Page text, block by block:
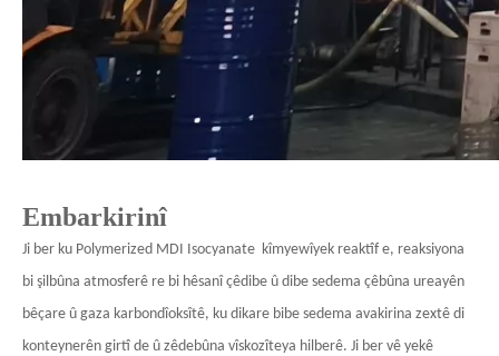
Embarkirinî
Ji ber ku Polymerized MDI Isocyanate kîmyewîyek reaktîf e, reaksiyona
bi şilbûna atmosferê re bi hêsanî çêdibe û dibe sedema çêbûna ureayên
bêçare û gaza karbondîoksîtê, ku dikare bibe sedema avakirina zextê di
konteynerên girtî de û zêdebûna vîskozîteya hilberê. Ji ber vê yekê